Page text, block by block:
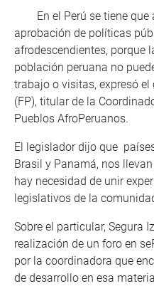
En el Perú se tiene que
aprobación de políticas
afrodescendientes, porque
población peruana no
trabajo o visitas, expresó el
(FP), titular de la
Pueblos AfroPeruanos.
El legislador dijo que
Brasil y Panamá, nos
hay necesidad de unir
legislativos de la
Sobre el particular, Segura
realización de un foro en
por la coordinadora que
de desarrollo en esa